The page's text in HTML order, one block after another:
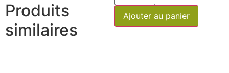
Ajouter au panier
Produits
similaires